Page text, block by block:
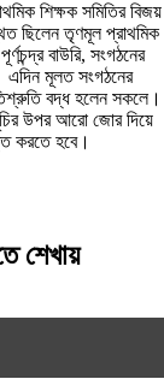
শিক্ষক সমিতির বিজয়
ছিলেন তৃণমূল প্রাথমিক
বাউরি, সংগঠনের
এদিন মূলত সংগঠনের
বদ্ধ হলেন সকলে।
উপর আরো জোর দিয়ে
করতে হবে।
শেখায়